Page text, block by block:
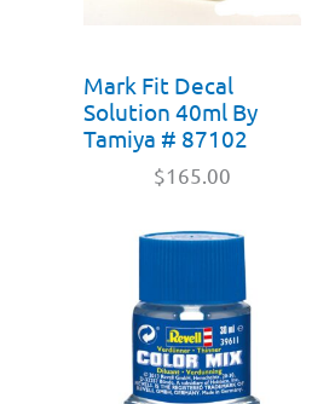
Mark Fit Decal
Solution 40ml By
Tamiya # 87102
$165.00